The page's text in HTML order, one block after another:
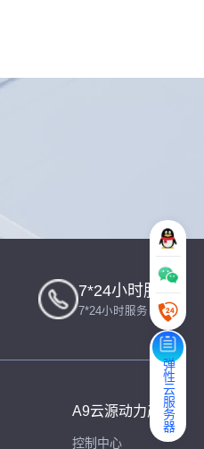
弹性云服务器
7*24小时服务
7*24小时服务
A9云源动力产品
控制中心